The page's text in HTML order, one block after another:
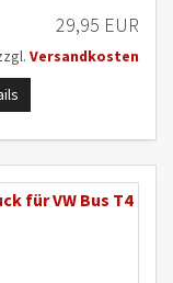
29,95 EUR
Versandkosten